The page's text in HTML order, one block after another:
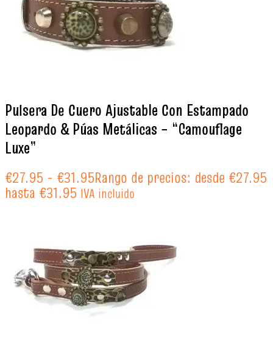
Pulsera De Cuero Ajustable Con Estampado
Leopardo & Púas Metálicas – “Camouflage
Luxe”
€27.95 - €31.95Rango de precios: desde €27.95
hasta €31.95 IVA incluido